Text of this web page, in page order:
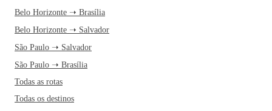
Belo Horizonte ➝ Brasília
Belo Horizonte ➝ Salvador
São Paulo ➝ Salvador
São Paulo ➝ Brasília
Todas as rotas
Todas os destinos